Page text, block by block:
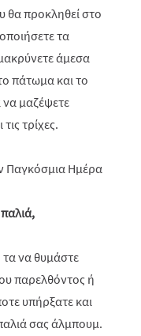
θα προκληθεί στο
τα
άμεσα
πάτωμα και το
να μαζέψετε
τρίχες.
να θυμάστε
παρελθόντος ή
υπήρξατε και
σας άλμπουμ.